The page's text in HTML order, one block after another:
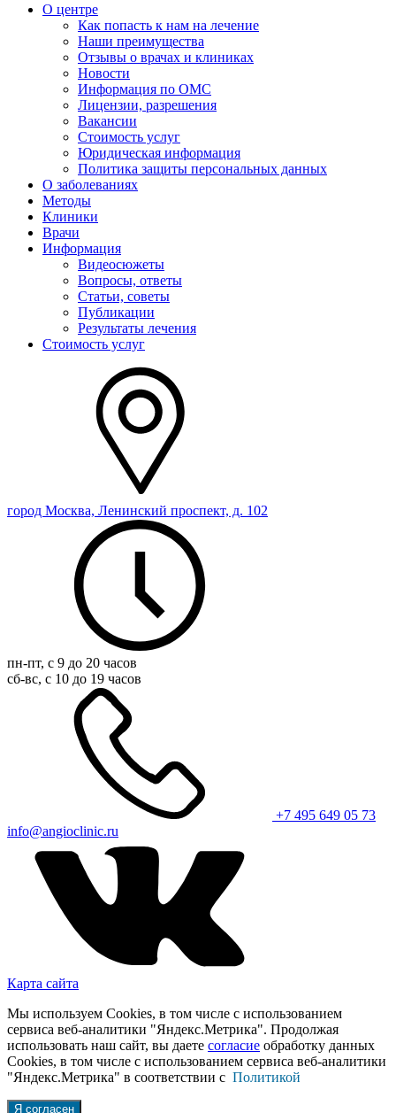
О центре
Как попасть к нам на лечение
Наши преимущества
Отзывы о врачах и клиниках
Новости
Информация по ОМС
Лицензии, разрешения
Вакансии
Стоимость услуг
Юридическая информация
Политика защиты персональных данных
О заболеваниях
Методы
Клиники
Врачи
Информация
Видеосюжеты
Вопросы, ответы
Статьи, советы
Публикации
Результаты лечения
Стоимость услуг
город Москва, Ленинский проспект, д. 102
пн-пт, с 9 до 20 часов
сб-вс, с 10 до 19 часов
+7 495 649 05 73
info@angioclinic.ru
Карта сайта
Мы используем Cookies, в том числе с использованием
сервиса веб-аналитики "Яндекс.Метрика". Продолжая
использовать наш сайт, вы даете согласие обработку данных
Cookies, в том числе с использованием сервиса веб-аналитики
"Яндекс.Метрика" в соответствии с Политикой
Я согласен